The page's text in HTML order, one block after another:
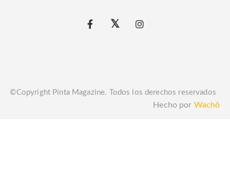
©Copyright Pinta Magazine. Todos los derechos reservados
Hecho por Wachö